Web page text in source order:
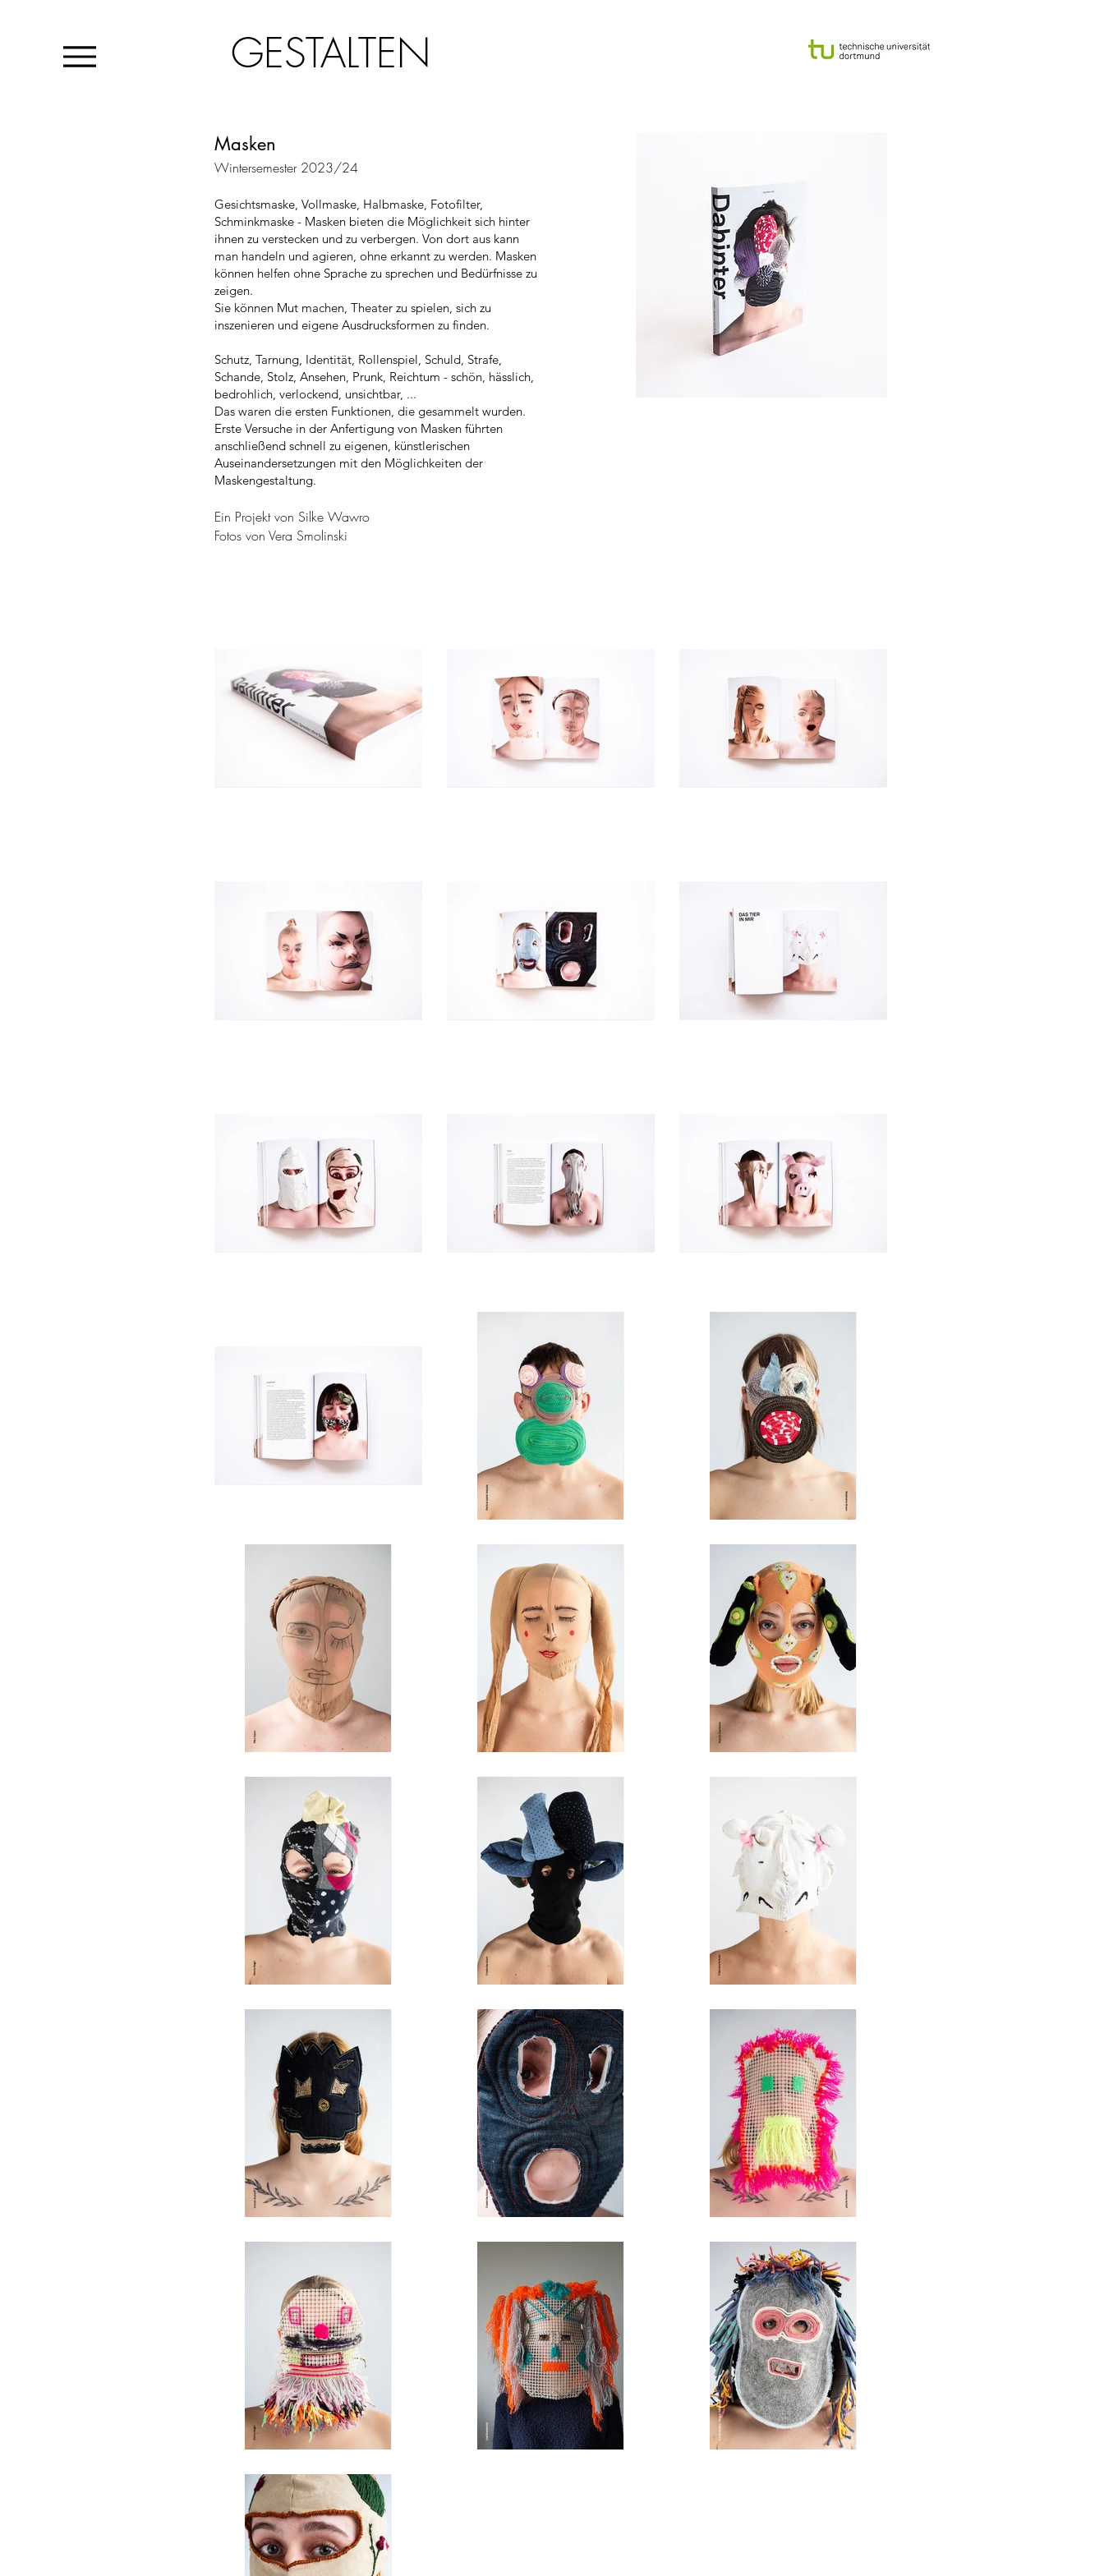
GESTALTEN
Masken
Wintersemester 2023/24
Gesichtsmaske, Vollmaske, Halbmaske, Fotofilter,
Schminkmaske - Masken bieten die Möglichkeit sich hinter
ihnen zu verstecken und zu verbergen. Von dort aus kann
man handeln und agieren, ohne erkannt zu werden. Masken
können helfen ohne Sprache zu sprechen und Bedürfnisse zu
zeigen.
Sie können Mut machen, Theater zu spielen, sich zu
inszenieren und eigene Ausdrucksformen zu finden.
Schutz, Tarnung, Identität, Rollenspiel, Schuld, Strafe,
Schande, Stolz, Ansehen, Prunk, Reichtum - schön, hässlich,
bedrohlich, verlockend, unsichtbar, ...
Das waren die ersten Funktionen, die gesammelt wurden.
Erste Versuche in der Anfertigung von Masken führten
anschließend schnell zu eigenen, künstlerischen
Auseinandersetzungen mit den Möglichkeiten der
Maskengestaltung.
Ein Projekt von Silke Wawro
Fotos von Vera Smolinski